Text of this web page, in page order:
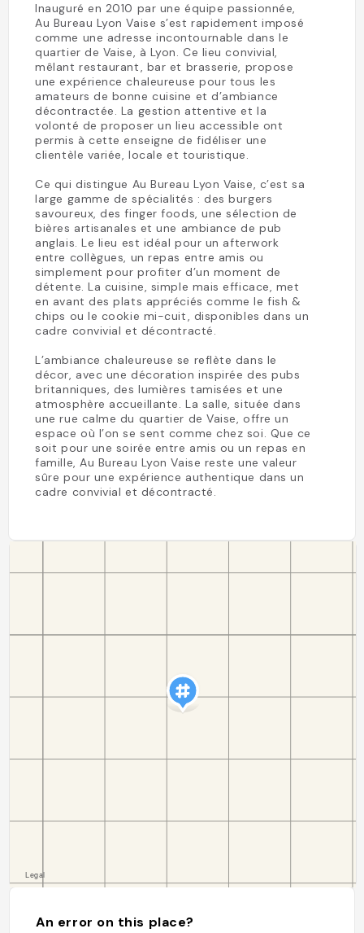
Inauguré en 2010 par une équipe passionnée,
Au Bureau Lyon Vaise s’est rapidement imposé
comme une adresse incontournable dans le
quartier de Vaise, à Lyon. Ce lieu convivial,
mêlant restaurant, bar et brasserie, propose
une expérience chaleureuse pour tous les
amateurs de bonne cuisine et d’ambiance
décontractée. La gestion attentive et la
volonté de proposer un lieu accessible ont
permis à cette enseigne de fidéliser une
clientèle variée, locale et touristique.
Ce qui distingue Au Bureau Lyon Vaise, c’est sa
large gamme de spécialités : des burgers
savoureux, des finger foods, une sélection de
bières artisanales et une ambiance de pub
anglais. Le lieu est idéal pour un afterwork
entre collègues, un repas entre amis ou
simplement pour profiter d’un moment de
détente. La cuisine, simple mais efficace, met
en avant des plats appréciés comme le fish &
chips ou le cookie mi-cuit, disponibles dans un
cadre convivial et décontracté.
L’ambiance chaleureuse se reflète dans le
décor, avec une décoration inspirée des pubs
britanniques, des lumières tamisées et une
atmosphère accueillante. La salle, située dans
une rue calme du quartier de Vaise, offre un
espace où l’on se sent comme chez soi. Que ce
soit pour une soirée entre amis ou un repas en
famille, Au Bureau Lyon Vaise reste une valeur
sûre pour une expérience authentique dans un
cadre convivial et décontracté.
An error on this place?